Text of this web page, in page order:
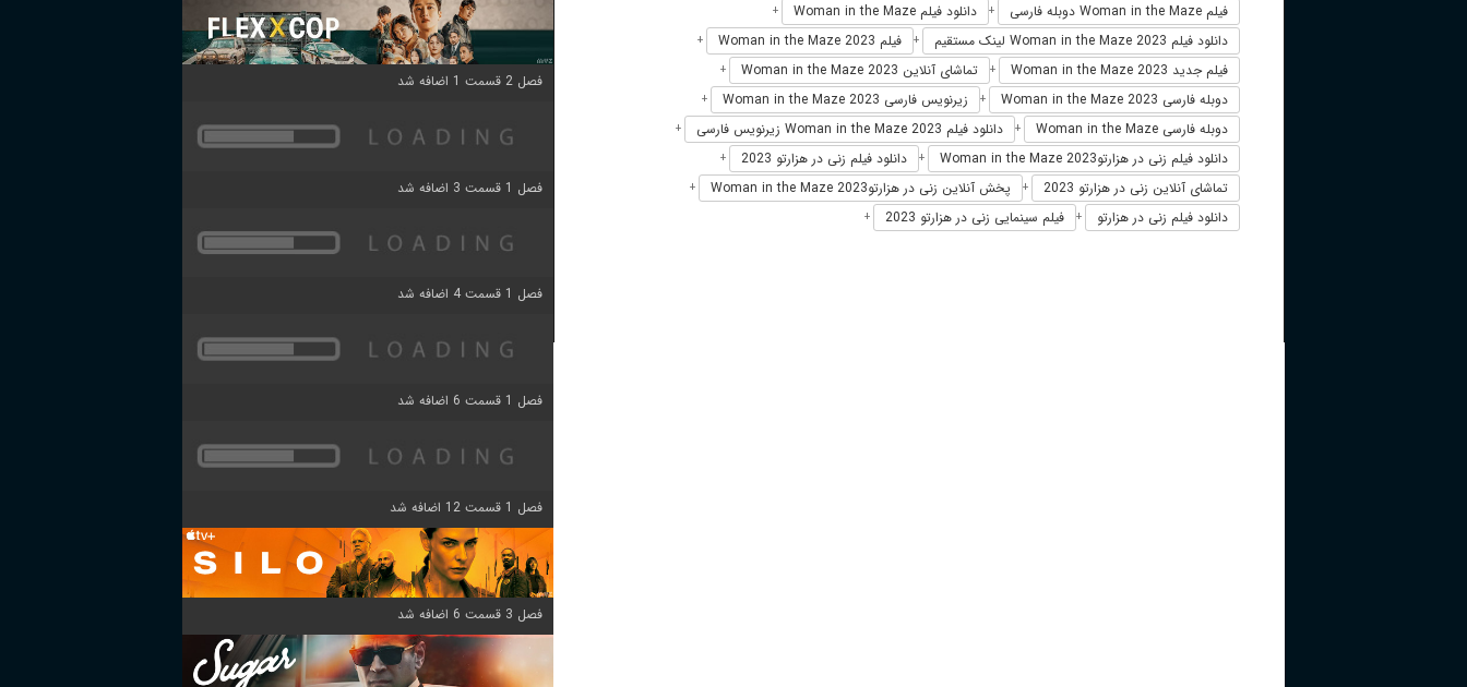
فیلم Woman in the Maze دوبله فارسی + دانلود فیلم Woman in the Maze +
دانلود فیلم Woman in the Maze 2023 لینک مستقیم + فیلم Woman in the Maze 2023 +
فیلم جدید Woman in the Maze 2023 + تماشای آنلاین Woman in the Maze 2023 +
دوبله فارسی Woman in the Maze 2023 + زیرنویس فارسی Woman in the Maze 2023 +
دوبله فارسی Woman in the Maze + دانلود فیلم Woman in the Maze 2023 زیرنویس فارسی +
دانلود فیلم زنی در هزارتوWoman in the Maze 2023 + دانلود فیلم زنی در هزارتو 2023 +
تماشای آنلاین زنی در هزارتو 2023 + پخش آنلاین زنی در هزارتوWoman in the Maze 2023 +
دانلود فیلم زنی در هزارتو + فیلم سینمایی زنی در هزارتو 2023 +
فصل 2 قسمت 1 اضافه شد
فصل 1 قسمت 3 اضافه شد
فصل 1 قسمت 4 اضافه شد
فصل 1 قسمت 6 اضافه شد
فصل 1 قسمت 12 اضافه شد
فصل 3 قسمت 6 اضافه شد